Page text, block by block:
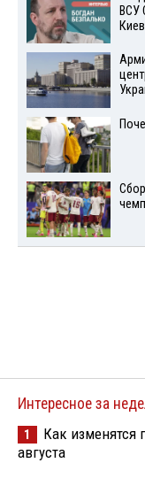
ВСУ
Интересное за
1
Как изменятся
августа